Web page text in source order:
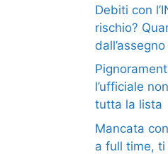
Debiti con
rischio?
dall’assegno
l’ufficiale
tutta la lista
Mancata
a full time,